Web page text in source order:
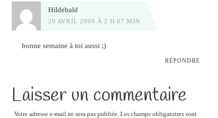
Hildebald
20 AVRIL 2009 À 2 H 07 MIN
bonne semaine à toi aussi ;)
RÉPONDRE
Laisser un commentaire
Votre adresse e-mail ne sera pas publiée. Les champs obligatoires sont